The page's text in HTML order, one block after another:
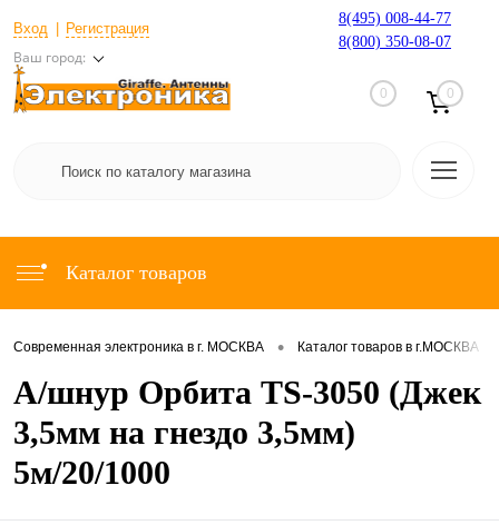
Вход Регистрация
Ваш город:
8(495) 008-44-77
8(800) 350-08-07
0 0
Каталог товаров
Современная электроника в г. МОСКВА • Каталог товаров в г.МОСКВА
А/шнур Орбита TS-3050 (Джек
3,5мм на гнездо 3,5мм)
5м/20/1000